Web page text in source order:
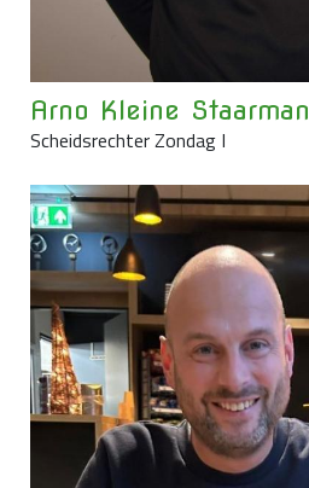
Arno Kleine Staarman
Scheidsrechter Zondag I